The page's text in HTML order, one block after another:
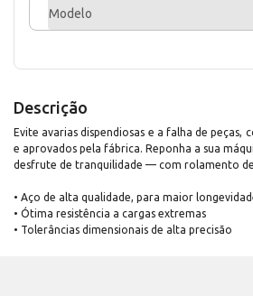
Modelo
Descrição
Evite avarias dispendiosas e a falha de peças,
e aprovados pela fábrica. Reponha a sua
desfrute de tranquilidade — com rolamento
• Aço de alta qualidade, para maior
• Ótima resistência a cargas extremas
• Tolerâncias dimensionais de alta precisão